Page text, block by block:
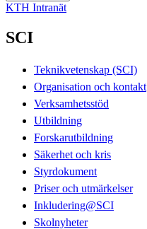
KTH Intranät
SCI
Teknikvetenskap (SCI)
Organisation och kontakt
Verksamhetsstöd
Utbildning
Forskarutbildning
Säkerhet och kris
Styrdokument
Priser och utmärkelser
Inkludering@SCI
Skolnyheter